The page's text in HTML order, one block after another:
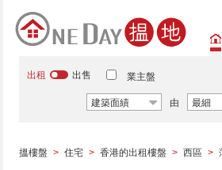
出租 出售 業主盤
建築面績 由 最細
搵樓盤 > 住宅 > 香港的出租樓盤 > 西區 >